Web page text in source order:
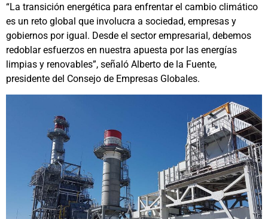
“La transición energética para enfrentar el cambio climático
es un reto global que involucra a sociedad, empresas y
gobiernos por igual. Desde el sector empresarial, debemos
redoblar esfuerzos en nuestra apuesta por las energías
limpias y renovables”, señaló Alberto de la Fuente,
presidente del Consejo de Empresas Globales.